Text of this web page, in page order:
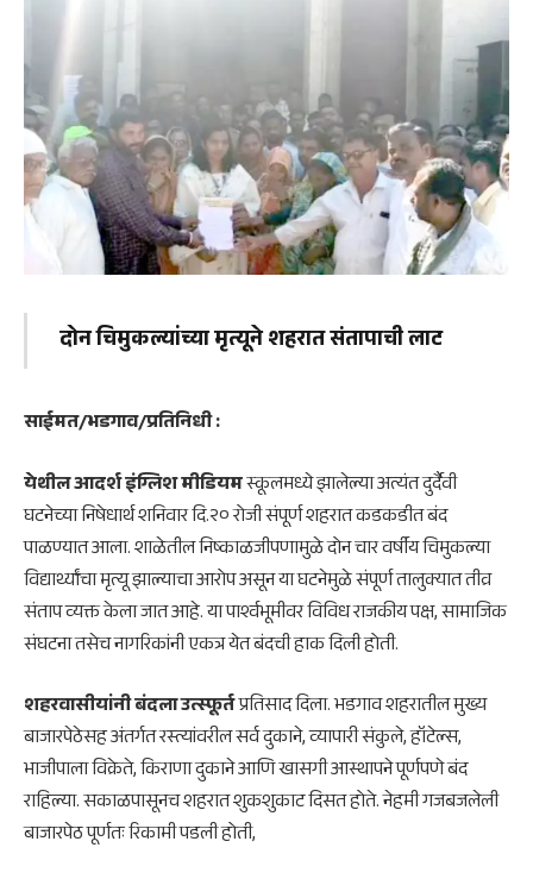
दोन चिमुकल्यांच्या मृत्यूने शहरात संतापाची लाट
साईमत/भडगाव/प्रतिनिधी :
येथील आदर्श इंग्लिश मीडियमस्कूलमध्ये झालेल्या अत्यंत दुर्दैवी
घटनेच्या निषेधार्थ शनिवार दि.२० रोजी संपूर्ण शहरात कडकडीत बंद
पाळण्यात आला. शाळेतील निष्काळजीपणामुळे दोन चार वर्षीय चिमुकल्या
विद्यार्थ्यांचा मृत्यू झाल्याचा आरोप असून या घटनेमुळे संपूर्ण तालुक्यात तीव्र
संताप व्यक्त केला जात आहे. या पार्श्वभूमीवर विविध राजकीय पक्ष, सामाजिक
संघटना तसेच नागरिकांनी एकत्र येत बंदची हाक दिली होती.
शहरवासीयांनी बंदला उत्स्फूर्तप्रतिसाद दिला. भडगाव शहरातील मुख्य
बाजारपेठेसह अंतर्गत रस्त्यांवरील सर्व दुकाने, व्यापारी संकुले, हॉटेल्स,
भाजीपाला विक्रेते, किराणा दुकाने आणि खासगी आस्थापने पूर्णपणे बंद
राहिल्या. सकाळपासूनच शहरात शुकशुकाट दिसत होते. नेहमी गजबजलेली
बाजारपेठ पूर्णतः रिकामी पडली होती,